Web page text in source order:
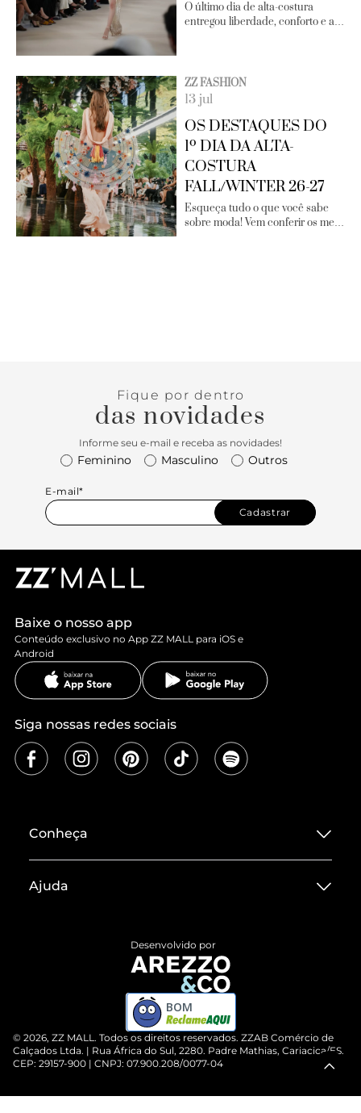
O último dia de alta-costura
entregou liberdade, conforto e a…
ZZ FASHION
13 jul
OS DESTAQUES DO
1º DIA DA ALTA-
COSTURA
FALL/WINTER 26-27
Esqueça tudo o que você sabe
sobre moda! Vem conferir os me…
Fique por dentro
das novidades
Informe seu e-mail e receba as novidades!
Feminino Masculino Outros
E-mail*
Cadastrar
Baixe o nosso app
Conteúdo exclusivo no App ZZ MALL para iOS e
Android
Siga nossas redes sociais
Conheça
Termos de Uso
ZZ MALL é confiável
Cartão Presente
Ajuda
Compre pelo WhatsApp
© 2026, ZZ MALL. Todos os direitos reservados. ZZAB Comércio de
Calçados Ltda. | Rua África do Sul, 2280. Padre Mathias, Cariacica/ES.
CEP: 29157-900 | CNPJ: 07.900.208/0077-04
Desenvolvido por
BOM